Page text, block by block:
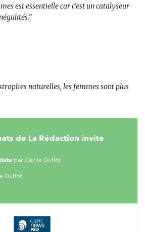
est essentielle car c’est un catalyseur
naturelles, les femmes sont plus
de La Rédaction invite
par Cécile Duflot
Duflot